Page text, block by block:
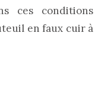
ces conditions
en faux cuir à